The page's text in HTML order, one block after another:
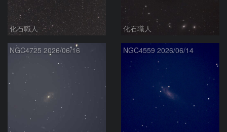
化石職人 化石職人
NGC4725 2026/06/16 NGC4559 2026/06/14